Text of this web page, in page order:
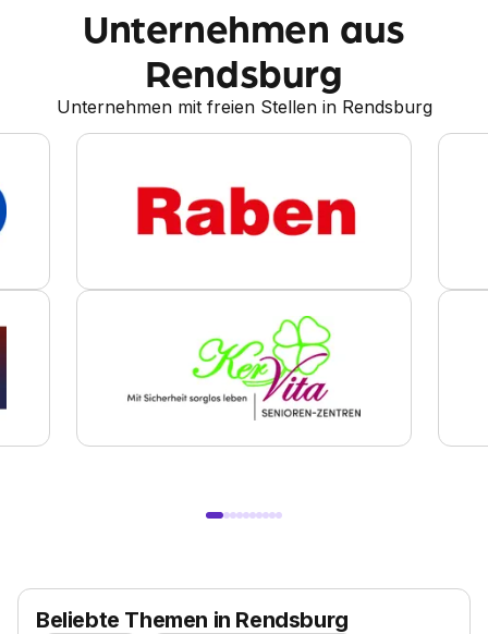
Unternehmen aus
Rendsburg
Unternehmen mit freien Stellen in Rendsburg
Beliebte Themen in Rendsburg